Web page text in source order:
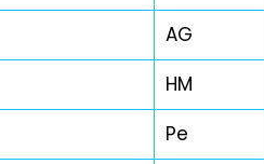
AG
HM
Pe